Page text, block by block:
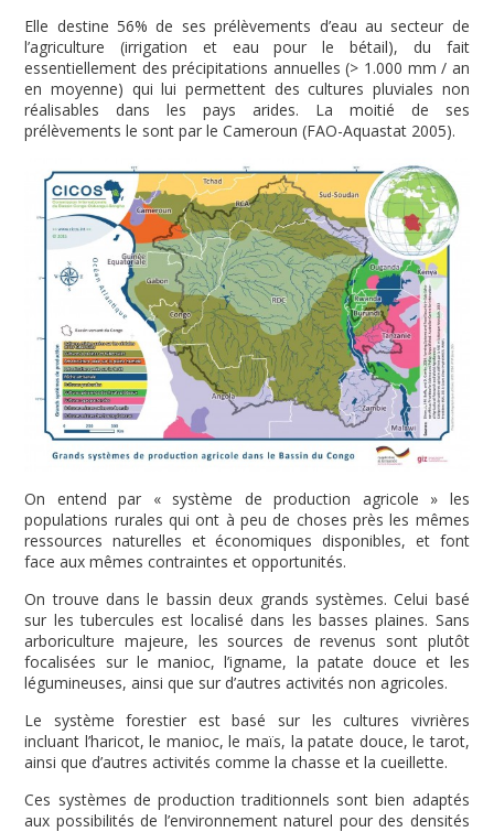
Elle destine 56% de ses prélèvements d’eau au secteur de
l’agriculture (irrigation et eau pour le bétail), du fait
essentiellement des précipitations annuelles (> 1.000 mm / an
en moyenne) qui lui permettent des cultures pluviales non
réalisables dans les pays arides. La moitié de ses
prélèvements le sont par le Cameroun (FAO-Aquastat 2005).
On entend par « système de production agricole » les
populations rurales qui ont à peu de choses près les mêmes
ressources naturelles et économiques disponibles, et font
face aux mêmes contraintes et opportunités.
On trouve dans le bassin deux grands systèmes. Celui basé
sur les tubercules est localisé dans les basses plaines. Sans
arboriculture majeure, les sources de revenus sont plutôt
focalisées sur le manioc, l’igname, la patate douce et les
légumineuses, ainsi que sur d’autres activités non agricoles.
Le système forestier est basé sur les cultures vivrières
incluant l’haricot, le manioc, le maïs, la patate douce, le tarot,
ainsi que d’autres activités comme la chasse et la cueillette.
Ces systèmes de production traditionnels sont bien adaptés
aux possibilités de l’environnement naturel pour des densités